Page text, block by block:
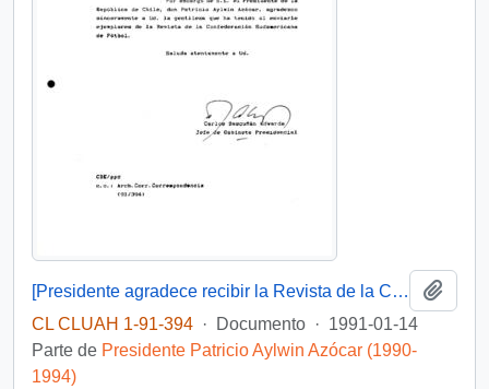
[Presidente agradece recibir la Revista de la Confederación Sudamericana de Fútbol]
CL CLUAH 1-91-394 · Documento · 1991-01-14
Parte de Presidente Patricio Aylwin Azócar (1990-
1994)